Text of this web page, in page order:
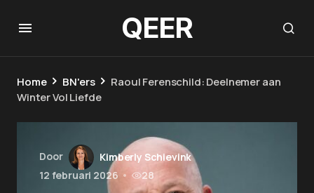
QEER
Home BN'ers
Raoul Ferenschild: Deelnemer aan
Winter Vol Liefde
Door
Kimberly Schievink
12 februari 2026 • 28